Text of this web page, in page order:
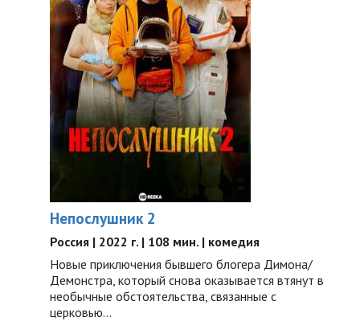
Непослушник 2
Россия | 2022 г. | 108 мин. | комедия
Новые приключения бывшего блогера Димона/
Демонстра, который снова оказывается втянут в
необычные обстоятельства, связанные с
церковью…